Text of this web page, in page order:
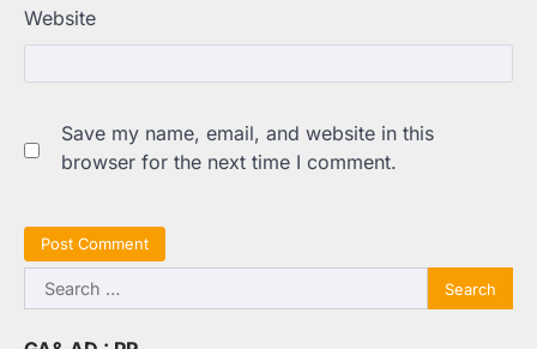
Website
Save my name, email, and website in this
browser for the next time I comment.
Search
for: